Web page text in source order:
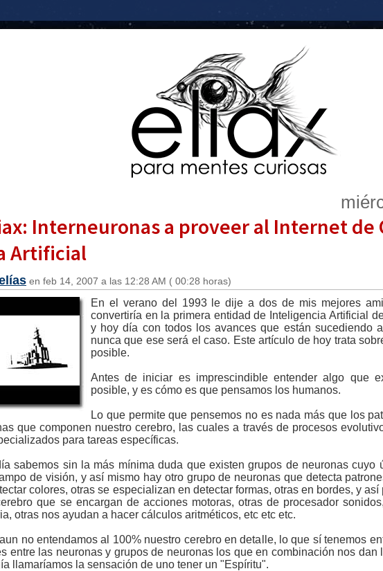
Interneuronas a proveer al Internet de
Artificial
en feb 14, 2007 a las 12:28 AM ( 00:28 horas)
En el verano del 1993 le dije a dos de mis mejores
convertiría en la primera entidad de Inteligencia Artificial
y hoy día con todos los avances que están sucediendo
nunca que ese será el caso. Este artículo de hoy trata
posible.
Antes de iniciar es imprescindible entender algo que
posible, y es cómo es que pensamos los humanos.
Lo que permite que pensemos no es nada más que los
que componen nuestro cerebro, las cuales a través de procesos
para tareas específicas.
sabemos sin la más mínima duda que existen grupos de neuronas cuyo
de visión, y así mismo hay otro grupo de neuronas que detecta
colores, otras se especializan en detectar formas, otras en bordes, y
que se encargan de acciones motoras, otras de procesador
otras nos ayudan a hacer cálculos aritméticos, etc etc etc.
no entendamos al 100% nuestro cerebro en detalle, lo que sí tenemos
entre las neuronas y grupos de neuronas los que en combinación nos
llamaríamos la sensación de uno tener un "Espíritu".